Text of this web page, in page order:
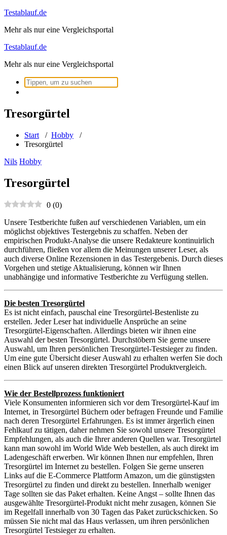
Zum
springen
Testablauf.de
Mehr als nur eine Vergleichsportal
Testablauf.de
Mehr als nur eine Vergleichsportal
Suchen
nach:
Tresorgürtel
Start / Hobby /
Tresorgürtel
Nils Hobby
Tresorgürtel
0 (0)
Unsere Testberichte fußen auf verschiedenen Variablen, um ein
möglichst objektives Testergebnis zu schaffen. Neben der
empirischen Produkt-Analyse die unsere Redakteure kontinuirlich
durchführen, fließen vor allem die Meinungen unserer Leser, als
auch diverse Online Rezensionen in das Testergebenis. Durch dieses
Vorgehen und stetige Aktualisierung, können wir Ihnen
unabhängige und informative Testberichte zu Verfügung stellen.
Die besten Tresorgürtel
Es ist nicht einfach, pauschal eine Tresorgürtel-Bestenliste zu
erstellen. Jeder Leser hat individuelle Ansprüche an seine
Tresorgürtel-Eigenschaften. Allerdings bieten wir ihnen eine
Auswahl der besten Tresorgürtel. Durchstöbern Sie gerne unsere
Auswahl, um Ihren persönlichen Tresorgürtel-Testsieger zu finden.
Um eine gute Übersicht dieser Auswahl zu erhalten werfen Sie doch
einen Blick auf unseren direkten Tresorgürtel Produktvergleich.
Wie der Bestellprozess funktioniert
Viele Konsumenten informieren sich vor dem Tresorgürtel-Kauf im
Internet, in Tresorgürtel Büchern oder befragen Freunde und Familie
nach deren Tresorgürtel Erfahrungen. Es ist immer ärgerlich einen
Fehlkauf zu tätigen, daher nehmen Sie sowohl unsere Tresorgürtel
Empfehlungen, als auch die Ihrer anderen Quellen war. Tresorgürtel
kann man sowohl im World Wide Web bestellen, als auch direkt im
Ladengeschäft erwerben. Wir können Ihnen nur empfehlen, Ihren
Tresorgürtel im Internet zu bestellen. Folgen Sie gerne unseren
Links auf die E-Commerce Plattform Amazon, um die günstigsten
Tresorgürtel zu finden und direkt zu bestellen. Innerhalb weniger
Tage sollten sie das Paket erhalten. Keine Angst – sollte Ihnen das
ausgewählte Tresorgürtel-Produkt nicht mehr zusagen, können Sie
im Regelfall innerhalb von 30 Tagen das Paket zurückschicken. So
müssen Sie nicht mal das Haus verlassen, um ihren persönlichen
Tresorgürtel Testsieger zu erhalten.